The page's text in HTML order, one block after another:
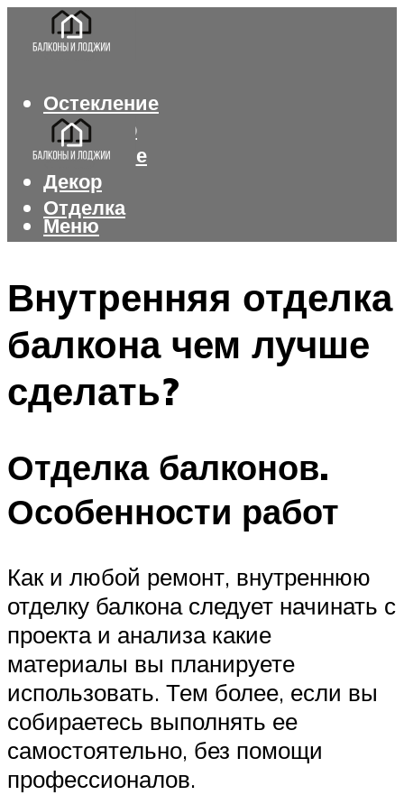
Остекление
Интерьер
Утепление
Декор
Отделка
Меню
Внутренняя отделка
балкона чем лучше
сделать?
Отделка балконов.
Особенности работ
Как и любой ремонт, внутреннюю
отделку балкона следует начинать с
проекта и анализа какие
материалы вы планируете
использовать. Тем более, если вы
собираетесь выполнять ее
самостоятельно, без помощи
профессионалов.